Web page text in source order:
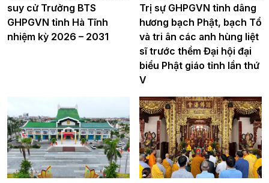
suy cử Trưởng BTS
GHPGVN tỉnh Hà Tĩnh
nhiệm kỳ 2026 – 2031
Trị sự GHPGVN tỉnh dâng
hương bạch Phật, bạch Tổ
và tri ân các anh hùng liệt
sĩ trước thềm Đại hội đại
biểu Phật giáo tỉnh lần thứ
V